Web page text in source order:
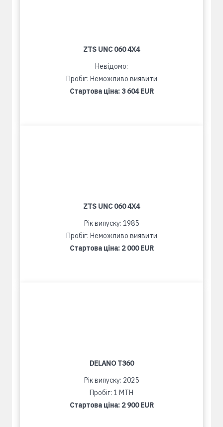
ZTS UNC 060 4X4
Невідомо:
Пробіг: Неможливо виявити
Стартова ціна: 3 604 EUR
ZTS UNC 060 4X4
Рік випуску: 1985
Пробіг: Неможливо виявити
Стартова ціна: 2 000 EUR
DELANO T360
Рік випуску: 2025
Пробіг: 1 MTH
Стартова ціна: 2 900 EUR